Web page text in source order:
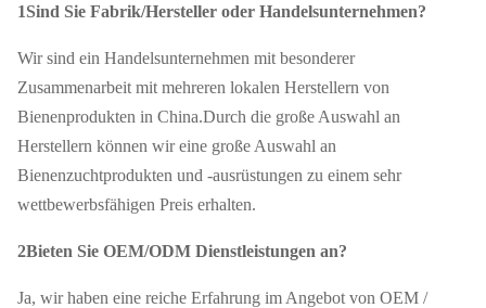
1Sind Sie Fabrik/Hersteller oder Handelsunternehmen?
Wir sind ein Handelsunternehmen mit besonderer
Zusammenarbeit mit mehreren lokalen Herstellern von
Bienenprodukten in China.Durch die große Auswahl an
Herstellern können wir eine große Auswahl an
Bienenzuchtprodukten und -ausrüstungen zu einem sehr
wettbewerbsfähigen Preis erhalten.
2Bieten Sie OEM/ODM Dienstleistungen an?
Ja, wir haben eine reiche Erfahrung im Angebot von OEM /